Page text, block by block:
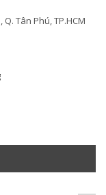
Tân Phú, TP.HCM